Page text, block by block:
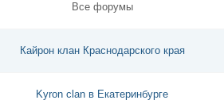
Все форумы
Кайрон клан Краснодарского края
Kyron clan в Екатеринбурге